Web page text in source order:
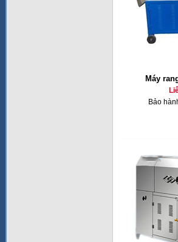
Máy
Bảo